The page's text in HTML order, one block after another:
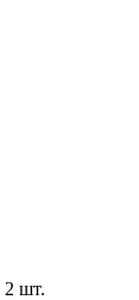
2 шт.